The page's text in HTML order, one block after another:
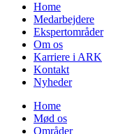
Home
Medarbejdere
Ekspertområder
Om os
Karriere i ARK
Kontakt
Nyheder
Home
Mød os
Områder